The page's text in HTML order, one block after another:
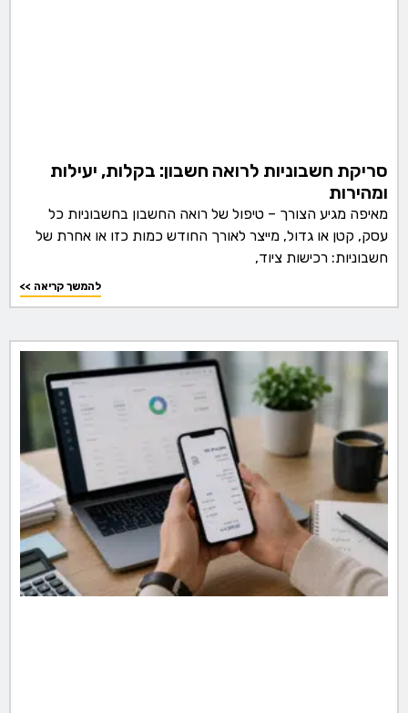
סריקת חשבוניות לרואה חשבון: בקלות, יעילות
ומהירות
מאיפה מגיע הצורך – טיפול של רואה החשבון בחשבוניות כל
עסק, קטן או גדול, מייצר לאורך החודש כמות כזו או אחרת של
חשבוניות: רכישות ציוד,
<< להמשך קריאה